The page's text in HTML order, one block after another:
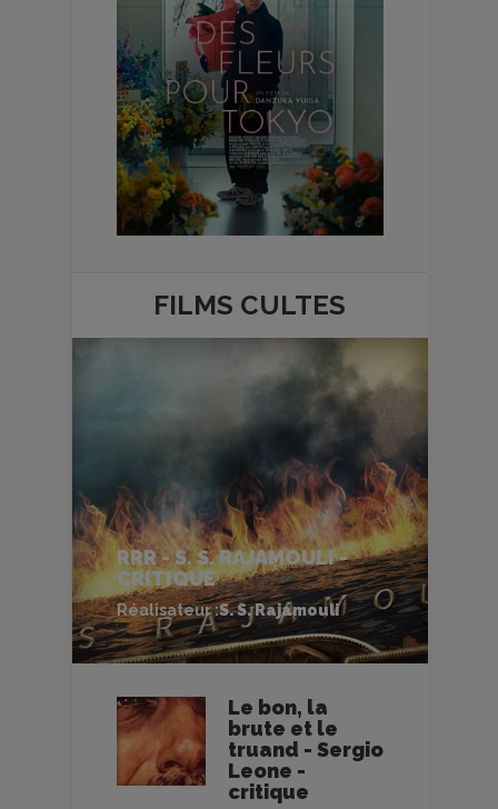
FILMS CULTES
RRR - S. S. RAJAMOULI -
CRITIQUE
Réalisateur :S. S. Rajamouli
Le bon, la
brute et le
truand - Sergio
Leone -
critique